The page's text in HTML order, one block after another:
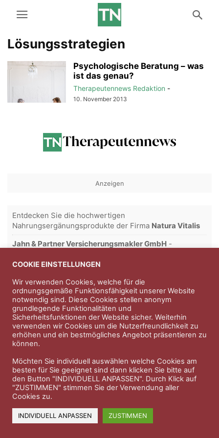
Lösungsstrategien
Psychologische Beratung – was
ist das genau?
Therapeutennews Redaktion -
10. November 2013
Anzeigen
Entdecken Sie die hochwertigen
Nahrungsergänungsprodukte der Firma Natura Vitalis
Jahn & Partner Versicherungsmakler GmbH -
Professioneller Rundumschutz seit über 30 Jahren.
Impressum Nutzungsbedingungen
Datenschutzerklärung Therapeutenkatalog Über uns
COOKIE EINSTELLUNGEN
Wir verwenden Cookies, welche für die
ordnungsgemäße Funktionsfähigkeit unserer Website
notwendig sind. Diese Cookies stellen anonym
grundlegende Funktionalitäten und
Sicherheitsfunktionen der Website sicher. Weiterhin
verwenden wir Cookies um die Nutzerfreundlichkeit zu
erhöhen und ein bestmögliches Angebot präsentieren zu
können.
Möchten Sie individuell auswählen welche Cookies am
besten für Sie geeignet sind dann klicken Sie bitte auf
den Button "INDIVIDUELL ANPASSEN". Durch Klick auf
"ZUSTIMMEN" stimmen Sie der Verwendung aller
Cookies zu.
INDIVIDUELL ANPASSEN ZUSTIMMEN